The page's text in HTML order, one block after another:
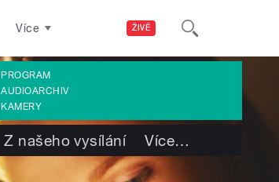
ŽIVĚ
Více
PROGRAM
AUDIOARCHIV
KAMERY
Z našeho vysílání Více…